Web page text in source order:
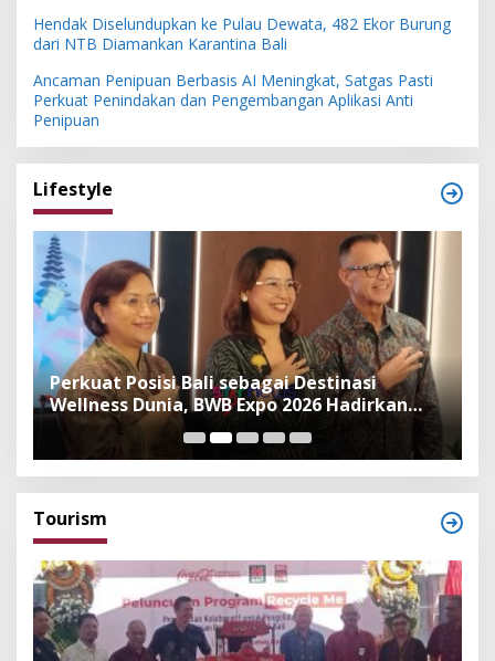
Hendak Diselundupkan ke Pulau Dewata, 482 Ekor Burung
dari NTB Diamankan Karantina Bali
Ancaman Penipuan Berbasis AI Meningkat, Satgas Pasti
Perkuat Penindakan dan Pengembangan Aplikasi Anti
Penipuan
Lifestyle
Perkuat Posisi Bali sebagai Destinasi
Wellness Dunia, BWB Expo 2026 Hadirkan
Exhibitor Nasional dan Global
Tourism